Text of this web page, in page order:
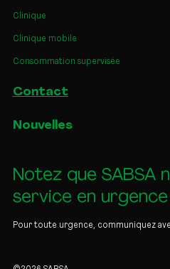
Clinique
Clinique mobile
Consommation supervisée
Contact
Nouvelles
Notez que SABSA
service en urgence
Pour toute urgence, communiquez